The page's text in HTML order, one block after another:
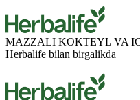
MAZZALI KOKTEYL VA
Herbalife bilan birgalikda